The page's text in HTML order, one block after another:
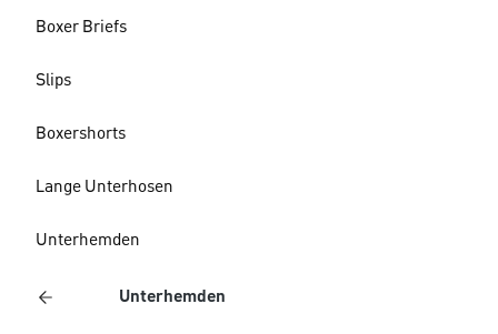
Boxer Briefs
Slips
Boxershorts
Lange Unterhosen
Unterhemden
Unterhemden